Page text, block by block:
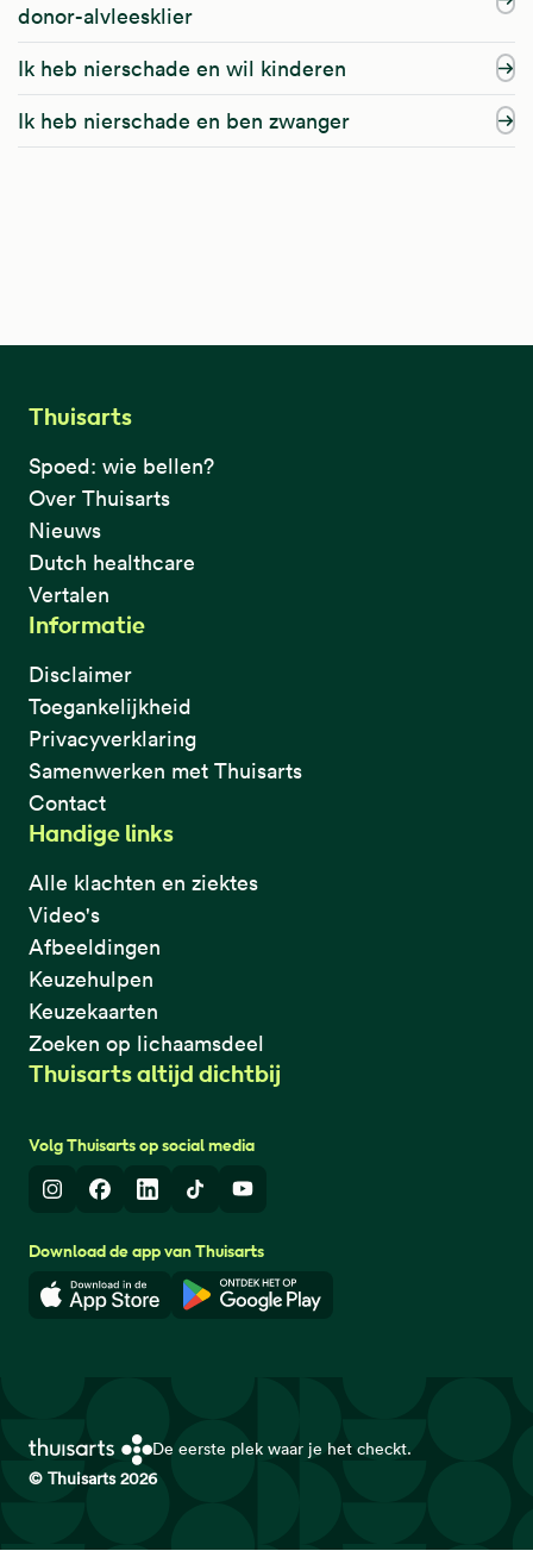
donor-alvleesklier
Ik heb nierschade en wil kinderen
Ik heb nierschade en ben zwanger
Thuisarts
Spoed: wie bellen?
Over Thuisarts
Nieuws
Dutch healthcare
Vertalen
Informatie
Disclaimer
Toegankelijkheid
Privacyverklaring
Samenwerken met Thuisarts
Contact
Handige links
Alle klachten en ziektes
Video's
Afbeeldingen
Keuzehulpen
Keuzekaarten
Zoeken op lichaamsdeel
Thuisarts altijd dichtbij
Volg Thuisarts op social media
InstagramFacebook
LinkedInTikTokYoutube
Download de app van Thuisarts
Download in de App StoreDownload in de Google Play
De eerste plek waar je het checkt.
© Thuisarts 2026